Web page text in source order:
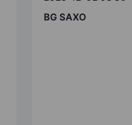
BG SAXO